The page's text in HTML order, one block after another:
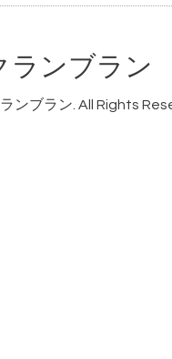
ランブラン
ンブラン. All Rights